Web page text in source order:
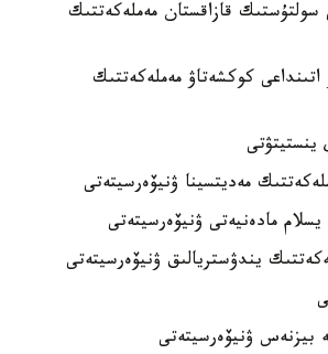
سولتۇستىك قازاقستان مەملەكەتتىك
اتىنداعى كوكشەتاۋ مەملەكەتتىك
ينستيتۋتى
مەديتسينا ۋنيۆەرسيتەتى
مادەنيەتى ۋنيۆەرسيتەتى
بيزنەس ۋنيۆەرسيتەتى